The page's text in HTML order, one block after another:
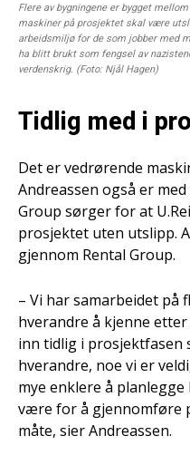
Flere av bygningene er bygget
maskiner på prosjektet skal være
arbeidsmiljø for de som jobber med
ha blitt brukt som fengsel av
verdenskrig. (Foto: Njål Hagen)
Tidlig med i
Det er vedrørende
Andreassen også er
Group sørger for at
prosjektet uten utslipp.
gjennom Rental Group.
– Vi har samarbeidet
hverandre å kjenne
inn tidlig i prosjektfasen
hverandre, noe vi er
mye enklere å
være for å gjennomføre
måte, sier Andreassen.